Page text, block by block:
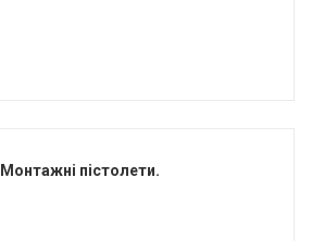
Монтажні пістолети.